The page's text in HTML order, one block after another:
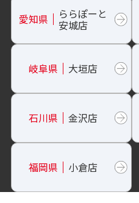
愛知県 ららぽーと
安城店
岐阜県 大垣店
石川県 金沢店
福岡県 小倉店